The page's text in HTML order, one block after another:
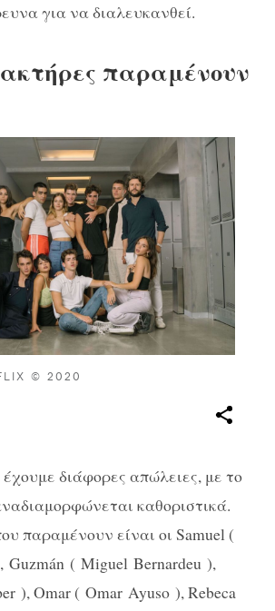
για ναδιαλευκανθεί.
παραμένουν
© 2020
διάφορες απώλειες, με το
καθοριστικά.
παραμένουν είναι οι Samuel (
Guzmán ( Miguel Bernardeu ),
), Omar ( Omar Ayuso ), Rebeca